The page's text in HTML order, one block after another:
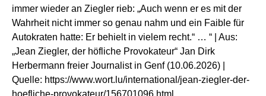
immer wieder an Ziegler rieb: „Auch wenn er es mit der
Wahrheit nicht immer so genau nahm und ein Faible für
Autokraten hatte: Er behielt in vielem recht.“ … “ | Aus:
„Jean Ziegler, der höfliche Provokateur“ Jan Dirk
Herbermann freier Journalist in Genf (10.06.2026) |
Quelle: https://www.wort.lu/international/jean-ziegler-der-